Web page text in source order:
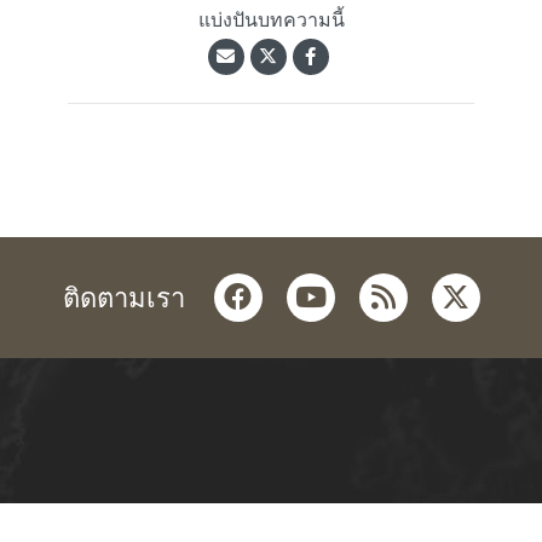
แบ่งปันบทความนี้
ติดตามเรา facebookyoutube
rss twitter